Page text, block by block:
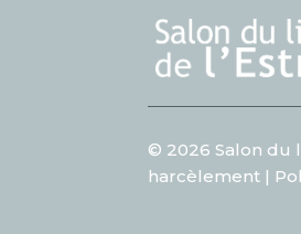
© 2026 Salon du
harcèlement |